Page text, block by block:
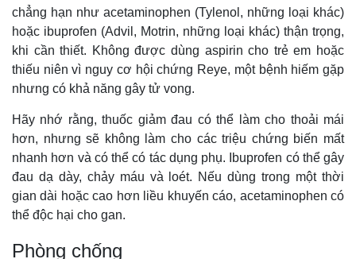
chẳng hạn như acetaminophen (Tylenol, những loại khác)
hoặc ibuprofen (Advil, Motrin, những loại khác) thận trọng,
khi cần thiết. Không được dùng aspirin cho trẻ em hoặc
thiếu niên vì nguy cơ hội chứng Reye, một bệnh hiếm gặp
nhưng có khả năng gây tử vong.
Hãy nhớ rằng, thuốc giảm đau có thể làm cho thoải mái
hơn, nhưng sẽ không làm cho các triệu chứng biến mất
nhanh hơn và có thể có tác dụng phụ. Ibuprofen có thể gây
đau dạ dày, chảy máu và loét. Nếu dùng trong một thời
gian dài hoặc cao hơn liều khuyến cáo, acetaminophen có
thể độc hại cho gan.
Phòng chống